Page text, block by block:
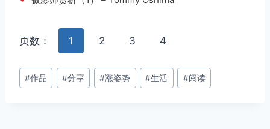
页数： 1 2 3 4
文
章
#作品 #分享 #涨姿势 #生活 #阅读